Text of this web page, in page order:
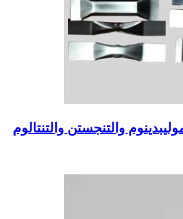
والتنجستن والتنتالوم